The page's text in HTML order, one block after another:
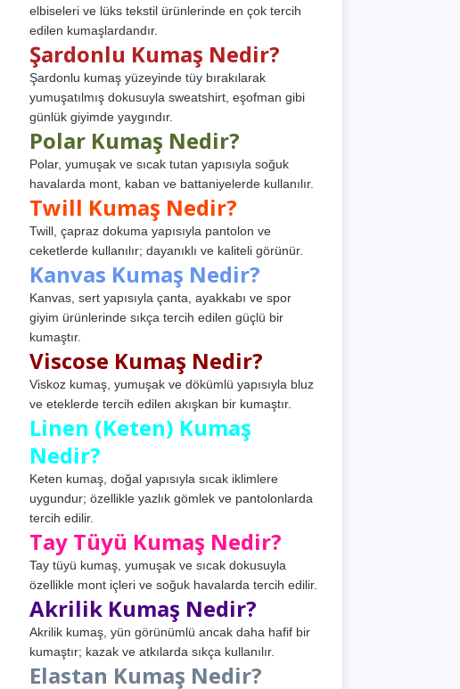
elbiseleri ve lüks tekstil ürünlerinde en çok tercih
edilen kumaşlardandır.
Şardonlu Kumaş Nedir?
Şardonlu kumaş yüzeyinde tüy bırakılarak
yumuşatılmış dokusuyla sweatshirt, eşofman gibi
günlük giyimde yaygındır.
Polar Kumaş Nedir?
Polar, yumuşak ve sıcak tutan yapısıyla soğuk
havalarda mont, kaban ve battaniyelerde kullanılır.
Twill Kumaş Nedir?
Twill, çapraz dokuma yapısıyla pantolon ve
ceketlerde kullanılır; dayanıklı ve kaliteli görünür.
Kanvas Kumaş Nedir?
Kanvas, sert yapısıyla çanta, ayakkabı ve spor
giyim ürünlerinde sıkça tercih edilen güçlü bir
kumaştır.
Viscose Kumaş Nedir?
Viskoz kumaş, yumuşak ve dökümlü yapısıyla bluz
ve eteklerde tercih edilen akışkan bir kumaştır.
Linen (Keten) Kumaş
Nedir?
Keten kumaş, doğal yapısıyla sıcak iklimlere
uygundur; özellikle yazlık gömlek ve pantolonlarda
tercih edilir.
Tay Tüyü Kumaş Nedir?
Tay tüyü kumaş, yumuşak ve sıcak dokusuyla
özellikle mont içleri ve soğuk havalarda tercih edilir.
Akrilik Kumaş Nedir?
Akrilik kumaş, yün görünümlü ancak daha hafif bir
kumaştır; kazak ve atkılarda sıkça kullanılır.
Elastan Kumaş Nedir?